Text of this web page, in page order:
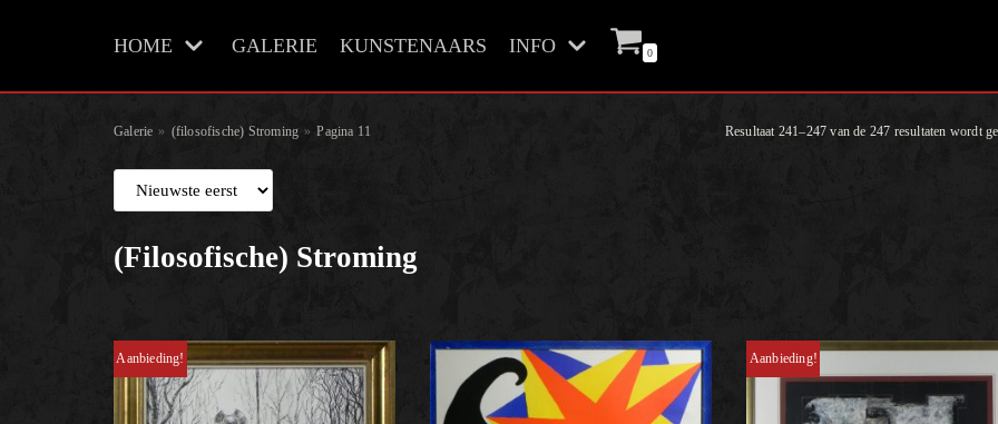
de
HOME GALERIE KUNSTENAARS INFO 0
Galerie » (filosofische) Stroming » Pagina 11 Resultaat 241–247 van de 247 resultaten wordt
(filosofische) Stroming
Aanbieding! Aanbieding!